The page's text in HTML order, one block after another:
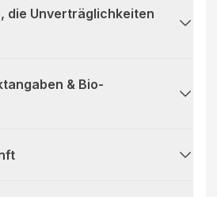
die Unverträglichkeiten
& Bio-